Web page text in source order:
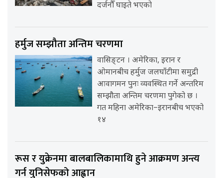
दर्जनौँ घाइते भएको
हर्मुज सम्झौता अन्तिम चरणमा
वासिङ्टन । अमेरिका, इरान र
ओमानबीच हर्मुज जलघाँटीमा समुद्री
आवागमन पुनः व्यवस्थित गर्ने अन्तरिम
सम्झौता अन्तिम चरणमा पुगेको छ ।
गत महिना अमेरिका–इरानबीच भएको
१४
रूस र युक्रेनमा बालबालिकामाथि हुने आक्रमण अन्त्य
गर्न युनिसेफको आह्वान